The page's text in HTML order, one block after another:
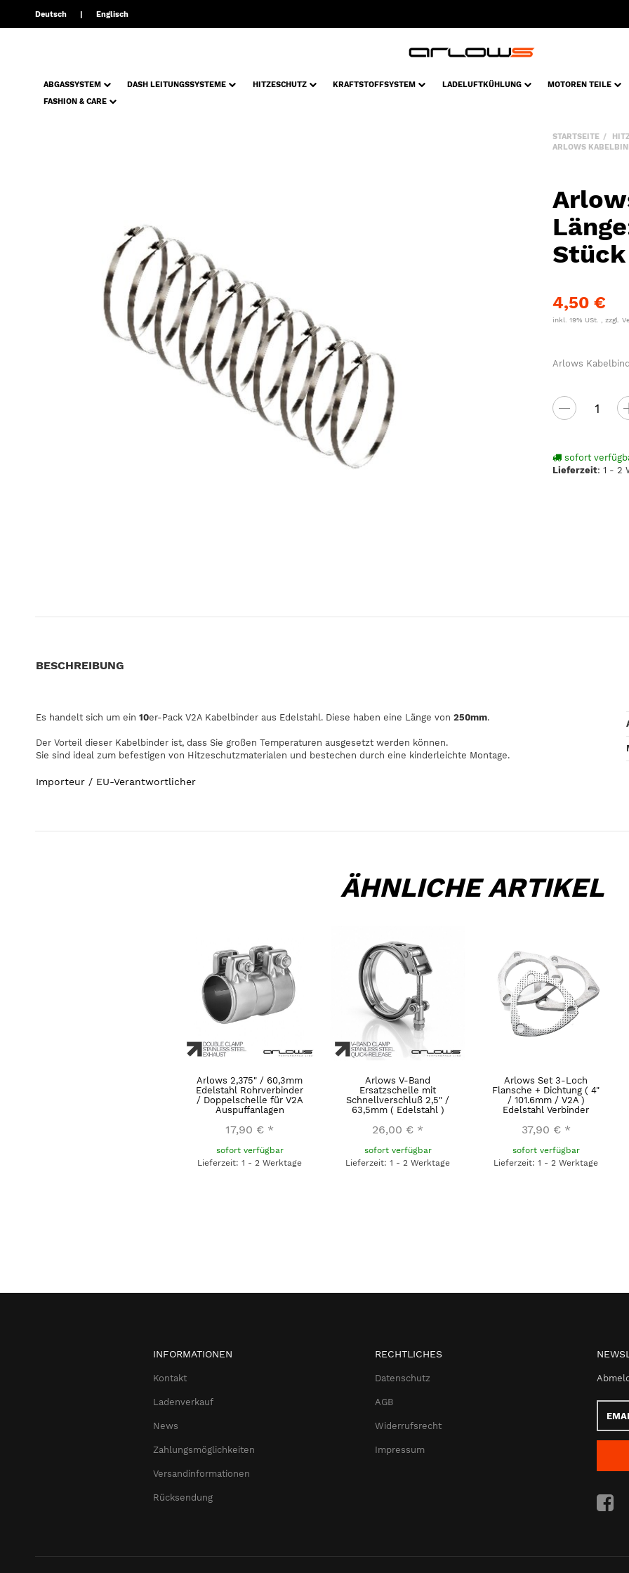
Deutsch Englisch
ABGASSYSTEM DASH LEITUNGSSYSTEME HITZESCHUTZ KRAFTSTOFFSYSTEM LADELUFTKÜHLUNG MOTOREN TEILE
FASHION & CARE
STARTSEITE
ARLOWS
Stück
4,50 €
inkl. 19% USt. , zzgl.
Arlows
sofort
Lieferzeit:1 - 2
BESCHREIBUNG
Es handelt sich um ein 10er-Pack V2A Kabelbinder aus Edelstahl. Diese haben eine Länge von 250mm.
Der Vorteil dieser Kabelbinder ist, dass Sie großen Temperaturen ausgesetzt werden können.
Sie sind ideal zum befestigen von Hitzeschutzmaterialen und bestechen durch eine kinderleichte Montage.
Importeur / EU-Verantwortlicher
ÄHNLICHE ARTIKEL
Arlows 2,375" / 60,3mm
Edelstahl Rohrverbinder
/ Doppelschelle für V2A
Auspuffanlagen
17,90 € *
sofort verfügbar
Lieferzeit: 1 - 2 Werktage
Arlows V-Band
Ersatzschelle mit
Schnellverschluß 2,5" /
63,5mm ( Edelstahl )
26,00 € *
sofort verfügbar
Lieferzeit: 1 - 2 Werktage
Arlows Set 3-Loch
Flansche + Dichtung ( 4"
/ 101.6mm / V2A )
Edelstahl Verbinder
37,90 € *
sofort verfügbar
Lieferzeit: 1 - 2 Werktage
INFORMATIONEN
Kontakt
Ladenverkauf
News
Zahlungsmöglichkeiten
Versandinformationen
Rücksendung
RECHTLICHES
Datenschutz
AGB
Widerrufsrecht
Impressum